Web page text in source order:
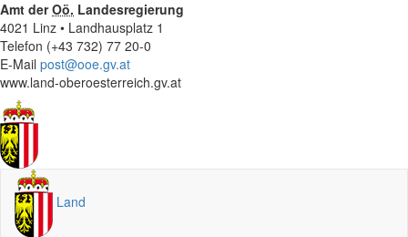
Amt derOö. Landesregierung
4021 Linz • Landhausplatz 1
Telefon (+43 732) 77 20-0
E-Mail post@ooe.gv.at
www.land-oberoesterreich.gv.at
Land